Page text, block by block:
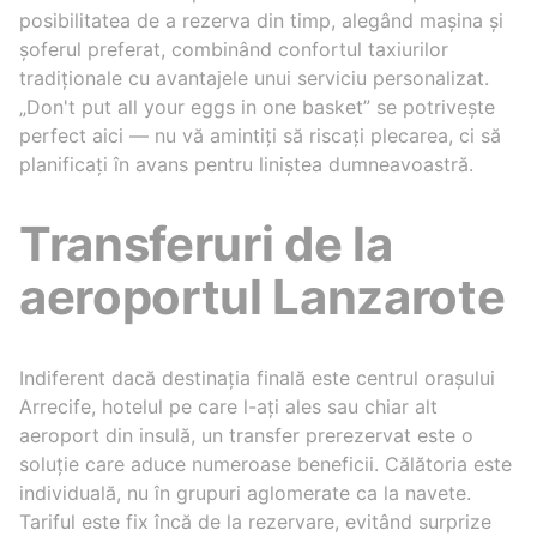
posibilitatea de a rezerva din timp, alegând mașina și
șoferul preferat, combinând confortul taxiurilor
tradiționale cu avantajele unui serviciu personalizat.
„Don't put all your eggs in one basket” se potrivește
perfect aici — nu vă amintiți să riscați plecarea, ci să
planificați în avans pentru liniștea dumneavoastră.
Transferuri de la
aeroportul Lanzarote
Indiferent dacă destinația finală este centrul orașului
Arrecife, hotelul pe care l-ați ales sau chiar alt
aeroport din insulă, un transfer prerezervat este o
soluție care aduce numeroase beneficii. Călătoria este
individuală, nu în grupuri aglomerate ca la navete.
Tariful este fix încă de la rezervare, evitând surprize